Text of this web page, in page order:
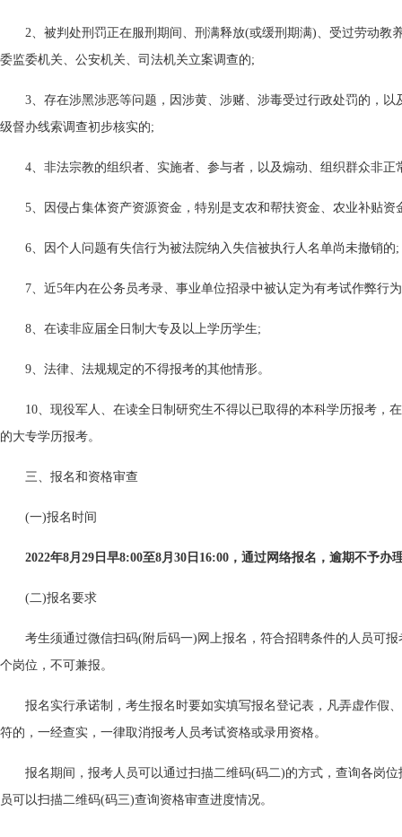
2、被判处刑罚正在服刑期间、刑满释放(或缓刑期满)、受过劳动教
委监委机关、公安机关、司法机关立案调查的;
3、存在涉黑涉恶等问题，因涉黄、涉赌、涉毒受过行政处罚的，
级督办线索调查初步核实的;
4、非法宗教的组织者、实施者、参与者，以及煽动、组织群众非正
5、因侵占集体资产资源资金，特别是支农和帮扶资金、农业补贴资
6、因个人问题有失信行为被法院纳入失信被执行人名单尚未撤销的;
7、近5年内在公务员考录、事业单位招录中被认定为有考试作弊行
8、在读非应届全日制大专及以上学历学生;
9、法律、法规规定的不得报考的其他情形。
10、现役军人、在读全日制研究生不得以已取得的本科学历报考，
的大专学历报考。
三、报名和资格审查
(一)报名时间
2022年8月29日早8:00至8月30日16:00，通过网络报名，逾期不予办
(二)报名要求
考生须通过微信扫码(附后码一)网上报名，符合招聘条件的人员可
个岗位，不可兼报。
报名实行承诺制，考生报名时要如实填写报名登记表，凡弄虚作假
符的，一经查实，一律取消报考人员考试资格或录用资格。
报名期间，报考人员可以通过扫描二维码(码二)的方式，查询各岗
员可以扫描二维码(码三)查询资格审查进度情况。